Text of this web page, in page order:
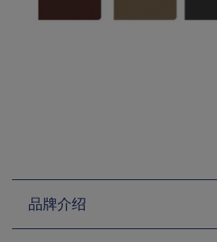
品牌介绍